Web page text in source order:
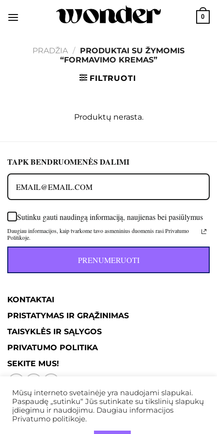
0
PRADŽIA / PRODUKTAI SU ŽYMOMIS
“FORMAVIMO KREMAS”
FILTRUOTI
Produktų nerasta.
TAPK BENDRUOMENĖS DALIMI
Sutinku gauti naudingą informaciją, naujienas bei pasiūlymus
Daugiau informacijos, kaip tvarkome tavo asmeninius duomenis rasi Privatumo
Politikoje.
PRENUMERUOTI
KONTAKTAI
PRISTATYMAS IR GRĄŽINIMAS
TAISYKLĖS IR SĄLYGOS
PRIVATUMO POLITIKA
SEKITE MUS!
Mūsų interneto svetainėje yra naudojami slapukai.
Paspaudę „sutinku“ Jūs sutinkate su tikslinių slapukų
įdiegimu ir naudojimu. Daugiau informacijos
Privatumo politikoje.